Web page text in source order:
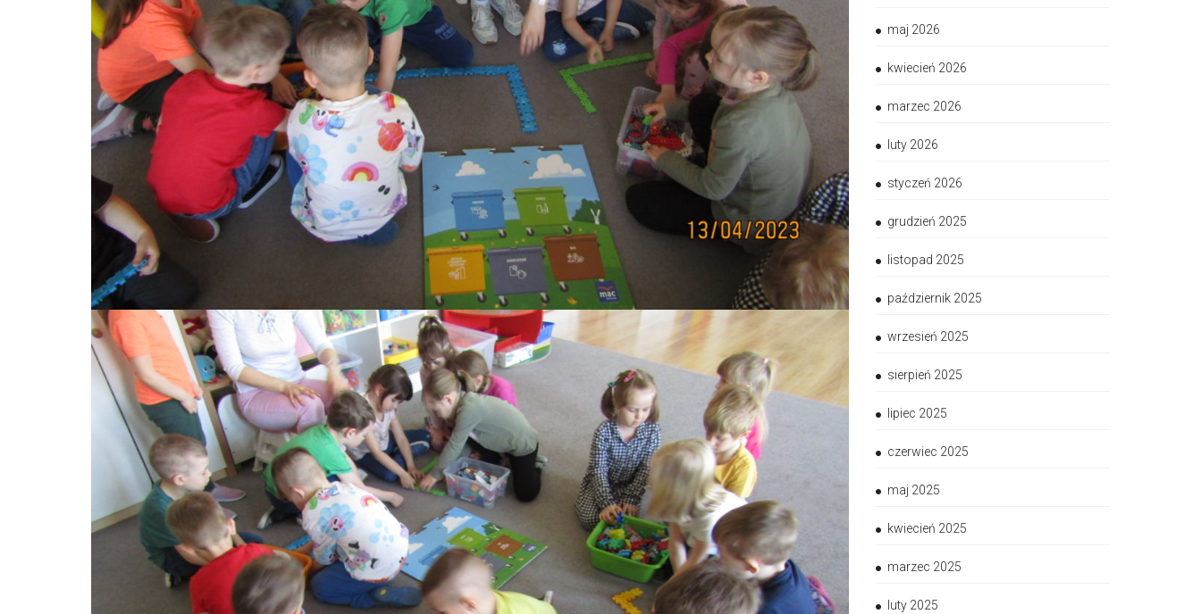
maj 2026
kwiecień 2026
marzec 2026
luty 2026
styczeń 2026
grudzień 2025
listopad 2025
październik 2025
wrzesień 2025
sierpień 2025
lipiec 2025
czerwiec 2025
maj 2025
kwiecień 2025
marzec 2025
luty 2025